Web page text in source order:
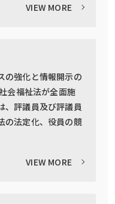
VIEW MORE
の強化と情報開示の
会福祉法が全面施
、評議員及び評議員
の法定化、役員の競
VIEW MORE